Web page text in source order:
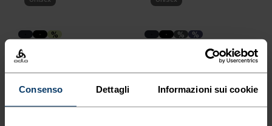
Consenso Dettagli Informazioni sui cookie
%
Berretto Polyknit Warm
24,95 €
% %
Tubolare Ceramiwarm Pro
29,95 €
Unisex Unisex